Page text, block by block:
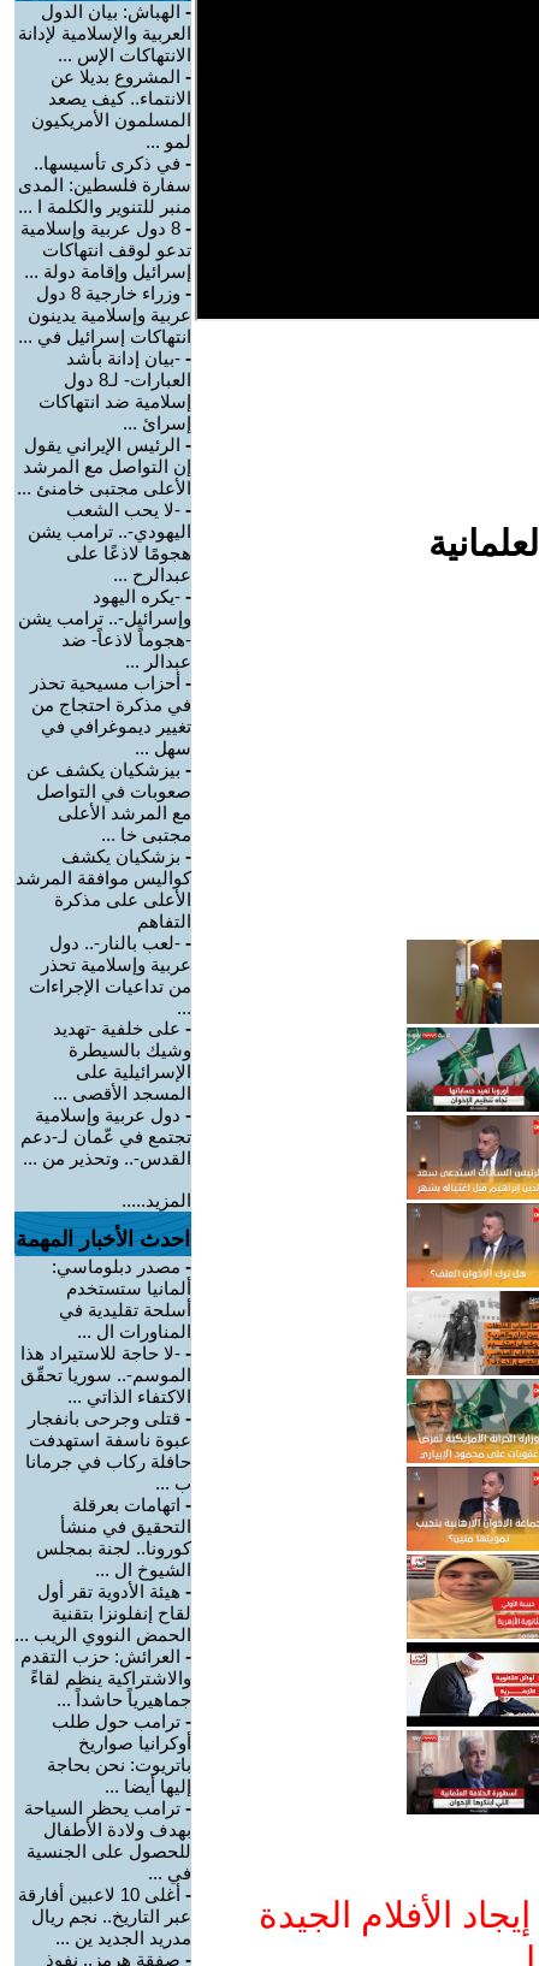
الأفلام الجيدة
- الهباش: بيان الدول
العربية والإسلامية لإدانة
الانتهاكات الإس ...
- المشروع بديلا عن
الانتماء.. كيف يصعد
المسلمون الأمريكيون
لمو ...
- في ذكرى تأسيسها..
سفارة فلسطين: المدى
منبر للتنوير والكلمة ا ...
-
8 دول عربية وإسلامية
تدعو لوقف انتهاكات
إسرائيل وإقامة دولة ...
-
وزراء خارجية 8 دول
عربية وإسلامية يدينون
انتهاكات إسرائيل في ...
- -بيان إدانة بأشد
العبارات- لـ8 دول
إسلامية ضد انتهاكات
إسرائ ...
- الرئيس الإيراني يقول
إن التواصل مع المرشد
الأعلى مجتبى خامنئ ...
- -لا يحب الشعب
اليهودي-.. ترامب يشن
هجومًا لاذعًا على
عبدالرح ...
- -يكره اليهود
وإسرائيل-.. ترامب يشن
-هجوماً لاذعاً- ضد
عبدالر ...
- أحزاب مسيحية تحذر
في مذكرة احتجاج من
تغيير ديموغرافي في
سهل ...
- بيزشكيان يكشف عن
صعوبات في التواصل
مع المرشد الأعلى
مجتبى خا ...
- بزشكيان يكشف
كواليس موافقة المرشد
الأعلى على مذكرة
التفاهم
- -لعب بالنار-.. دول
عربية وإسلامية تحذر
من تداعيات الإجراءات
...
- على خلفية -تهديد
وشيك بالسيطرة
الإسرائيلية على
المسجد الأقصى ...
- دول عربية وإسلامية
تجتمع في عّمان لـ-دعم
القدس-.. وتحذير من ...
المزيد.....
احدث الأخبار المهمة
- مصدر دبلوماسي:
ألمانيا ستستخدم
أسلحة تقليدية في
المناورات ال ...
- -لا حاجة للاستيراد هذا
الموسم-.. سوريا تحقّق
الاكتفاء الذاتي ...
- قتلى وجرحى بانفجار
عبوة ناسفة استهدفت
حافلة ركاب في جرمانا
ب ...
- اتهامات بعرقلة
التحقيق في منشأ
كورونا.. لجنة بمجلس
الشيوخ ال ...
- هيئة الأدوية تقر أول
لقاح إنفلونزا بتقنية
الحمض النووي الريب ...
- العرائش: حزب التقدم
والاشتراكية ينظم لقاءً
جماهيرياً حاشداً ...
- ترامب حول طلب
أوكرانيا صواريخ
باتريوت: نحن بحاجة
إليها أيضا ...
- ترامب يحظر السياحة
بهدف ولادة الأطفال
للحصول على الجنسية
في ...
-
أغلى 10 لاعبين أفارقة
عبر التاريخ.. نجم ريال
مدريد الجديد ين ...
- صفقة هرمز.. نفوذ